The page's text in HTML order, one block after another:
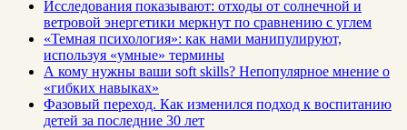
Исследования показывают: отходы от солнечной и
ветровой энергетики меркнут по сравнению с углем
«Темная психология»: как нами манипулируют,
используя «умные» термины
А кому нужны ваши soft skills? Непопулярное мнение о
«гибких навыках»
Фазовый переход. Как изменился подход к воспитанию
детей за последние 30 лет